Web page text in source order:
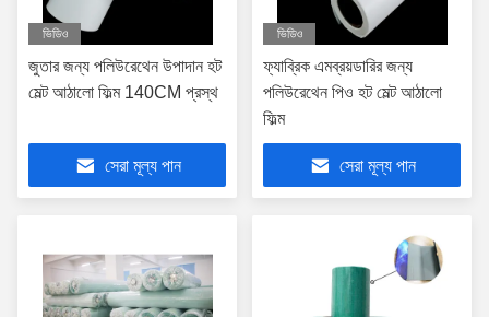
ভিডিও
জুতার জন্য পলিউরেথেন উপাদান হট
মেল্ট আঠালো ফিল্ম 140CM প্রস্থ
সেরা মূল্য পান
ভিডিও
ফ্যাব্রিক এমব্রয়ডারির ​​জন্য
পলিউরেথেন পিও হট মেল্ট আঠালো
ফিল্ম
সেরা মূল্য পান